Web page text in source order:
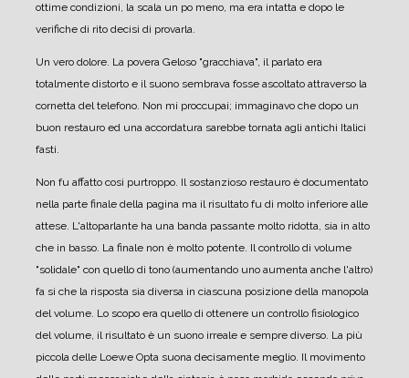
ottime condizioni, la scala un po meno, ma era intatta e dopo le
verifiche di rito decisi di provarla.
Un vero dolore. La povera Geloso "gracchiava", il parlato era
totalmente distorto e il suono sembrava fosse ascoltato attraverso la
cornetta del telefono. Non mi proccupai; immaginavo che dopo un
buon restauro ed una accordatura sarebbe tornata agli antichi Italici
fasti.
Non fu affatto così purtroppo. Il sostanzioso restauro è documentato
nella parte finale della pagina ma il risultato fu di molto inferiore alle
attese. L'altoparlante ha una banda passante molto ridotta, sia in alto
che in basso. La finale non è molto potente. Il controllo di volume
"solidale" con quello di tono (aumentando uno aumenta anche l'altro)
fa si che la risposta sia diversa in ciascuna posizione della manopola
del volume. Lo scopo era quello di ottenere un controllo fisiologico
del volume, il risultato è un suono irreale e sempre diverso. La più
piccola delle Loewe Opta suona decisamente meglio. Il movimento